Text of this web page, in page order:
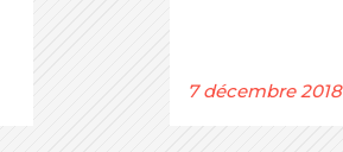
7 décembre 2018